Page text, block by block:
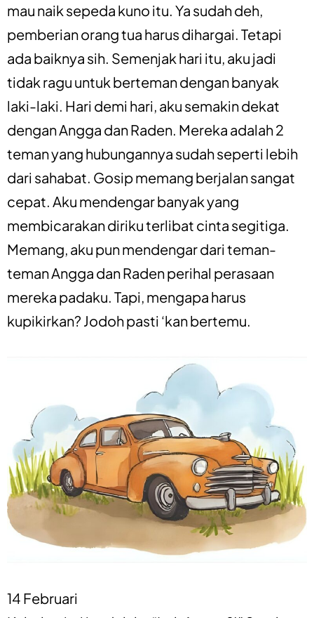
mau naik sepeda kuno itu. Ya sudah deh,
pemberian orang tua harus dihargai. Tetapi
ada baiknya sih. Semenjak hari itu, aku jadi
tidak ragu untuk berteman dengan banyak
laki-laki. Hari demi hari, aku semakin dekat
dengan Angga dan Raden. Mereka adalah 2
teman yang hubungannya sudah seperti lebih
dari sahabat. Gosip memang berjalan sangat
cepat. Aku mendengar banyak yang
membicarakan diriku terlibat cinta segitiga.
Memang, aku pun mendengar dari teman-
teman Angga dan Raden perihal perasaan
mereka padaku. Tapi, mengapa harus
kupikirkan? Jodoh pasti ‘kan bertemu.
14 Februari